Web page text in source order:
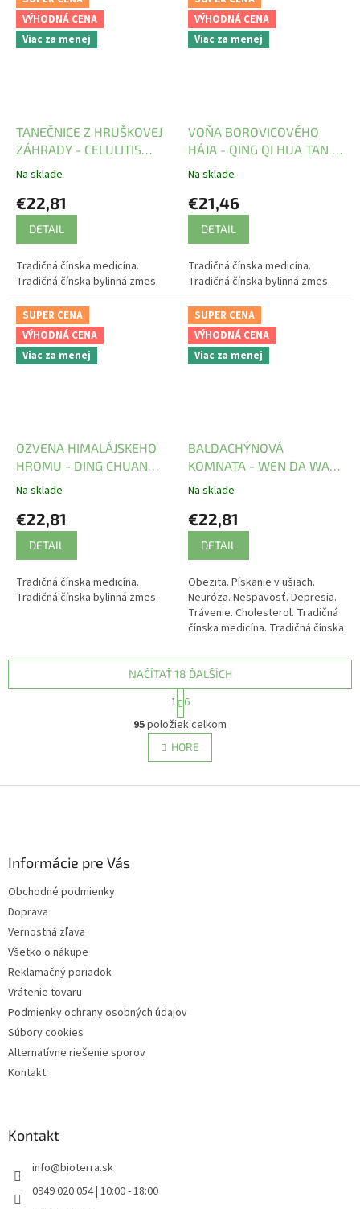
VÝHODNÁ CENA
Viac za menej
TANEČNICE Z HRUŠKOVEJ
ZÁHRADY - CELULITIS
WAN - TCM Herbs
Na sklade
€22,81
DETAIL
Tradičná čínska medicína.
Tradičná čínska bylinná zmes.
VÝHODNÁ CENA
Viac za menej
VOŇA BOROVICOVÉHO
HÁJA - QING QI HUA TAN -
TCM Herbs
Na sklade
€21,46
DETAIL
Tradičná čínska medicína.
Tradičná čínska bylinná zmes.
SUPER CENA
VÝHODNÁ CENA
Viac za menej
OZVENA HIMALÁJSKEHO
HROMU - DING CHUAN
WAN - TCM Herbs
Na sklade
€22,81
DETAIL
Tradičná čínska medicína.
Tradičná čínska bylinná zmes.
SUPER CENA
VÝHODNÁ CENA
Viac za menej
BALDACHÝNOVÁ
KOMNATA - WEN DA WAN
- TCM Herbs
Na sklade
€22,81
DETAIL
Obezita. Pískanie v ušiach.
Neuróza. Nespavosť. Depresia.
Trávenie. Cholesterol. Tradičná
čínska medicína. Tradičná čínska
O
v
l
á
u
NAČÍTAŤ 18 ĎALŠÍCH
S
t
r
á
n
k
v
1 6
95položiek celkom
HORE
Informácie pre Vás
Obchodné podmienky
Doprava
Vernostná zľava
Všetko o nákupe
Reklamačný poriadok
Vrátenie tovaru
Podmienky ochrany osobných údajov
Súbory cookies
Alternatívne riešenie sporov
Kontakt
Kontakt
info@bioterra.sk
0949 020 054 | 10:00 - 18:00